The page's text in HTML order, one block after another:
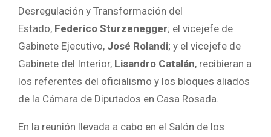
Desregulación y Transformación del
Estado, Federico Sturzenegger; el vicejefe de
Gabinete Ejecutivo, José Rolandi; y el vicejefe de
Gabinete del Interior, Lisandro Catalán, recibieran a
los referentes del oficialismo y los bloques aliados
de la Cámara de Diputados en Casa Rosada.
En la reunión llevada a cabo en el Salón de los